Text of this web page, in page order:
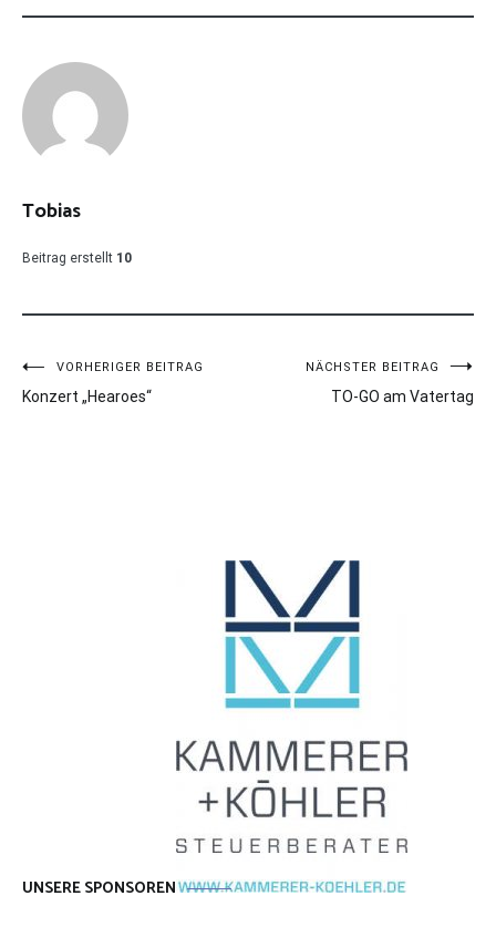
Tobias
Beitrag erstellt 10
Beitragsnavigation
VORHERIGER BEITRAG
Konzert „Hearoes“
NÄCHSTER BEITRAG
TO-GO am Vatertag
UNSERE SPONSOREN